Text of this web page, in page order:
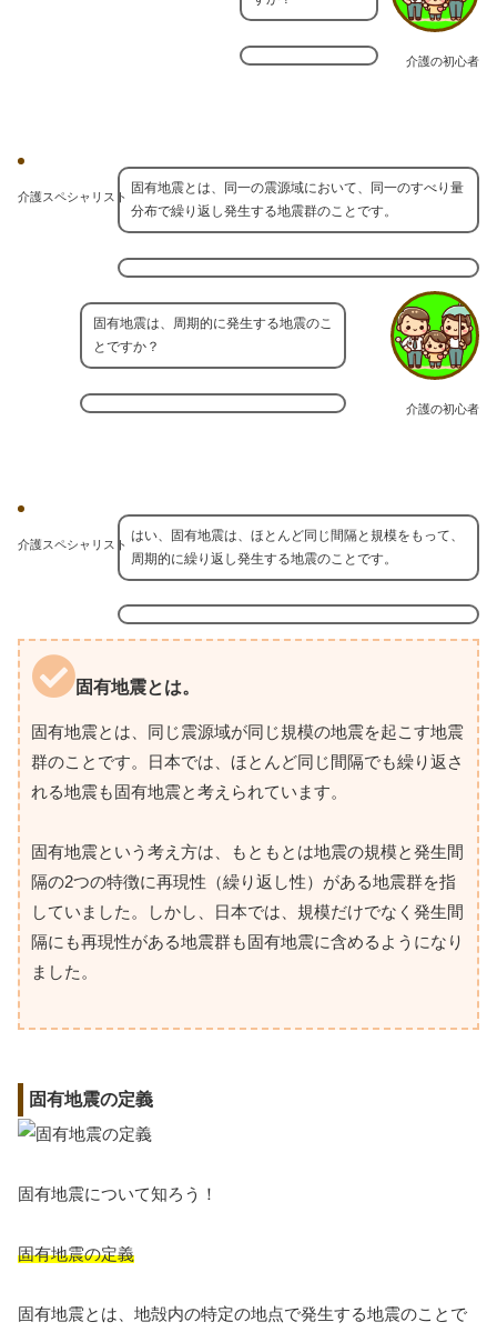
介護の初心者
介護スペシャリスト
固有地震とは、同一の震源域において、同一のすべり量
分布で繰り返し発生する地震群のことです。
介護の初心者
固有地震は、周期的に発生する地震のこ
とですか？
介護スペシャリスト
はい、固有地震は、ほとんど同じ間隔と規模をもって、
周期的に繰り返し発生する地震のことです。
固有地震とは。
固有地震とは、同じ震源域が同じ規模の地震を起こす地震
群のことです。日本では、ほとんど同じ間隔でも繰り返さ
れる地震も固有地震と考えられています。
固有地震という考え方は、もともとは地震の規模と発生間
隔の2つの特徴に再現性（繰り返し性）がある地震群を指
していました。しかし、日本では、規模だけでなく発生間
隔にも再現性がある地震群も固有地震に含めるようになり
ました。
固有地震の定義
固有地震について知ろう！
固有地震の定義
固有地震とは、地殻内の特定の地点で発生する地震のことで